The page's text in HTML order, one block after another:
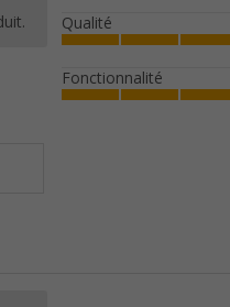
Qualité
Fonctionnalité